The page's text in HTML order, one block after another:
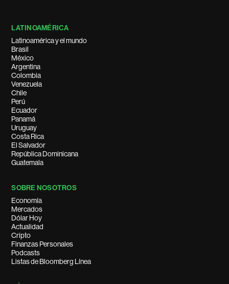
LATINOAMÉRICA
Latinoamérica y el mundo
Brasil
México
Argentina
Colombia
Venezuela
Chile
Perú
Ecuador
Panamá
Uruguay
Costa Rica
El Salvador
República Dominicana
Guatemala
SOBRE NOSOTROS
Economía
Mercados
Dólar Hoy
Actualidad
Cripto
Finanzas Personales
Podcasts
Listas de Bloomberg Línea